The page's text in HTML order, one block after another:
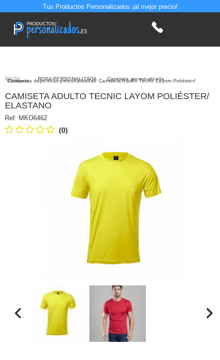
Tus Productos Personalizados ¡al mejor precio!
Inicio ROPA PERSONALIZADA > Camiseta personalizada
Camisetas deportivas personalizadas
Camiseta Adulto Tecnic Layom Poliéster/ Elastano
CAMISETA ADULTO TECNIC LAYOM POLIÉSTER/
ELASTANO
Ref: MKO6462
(0)